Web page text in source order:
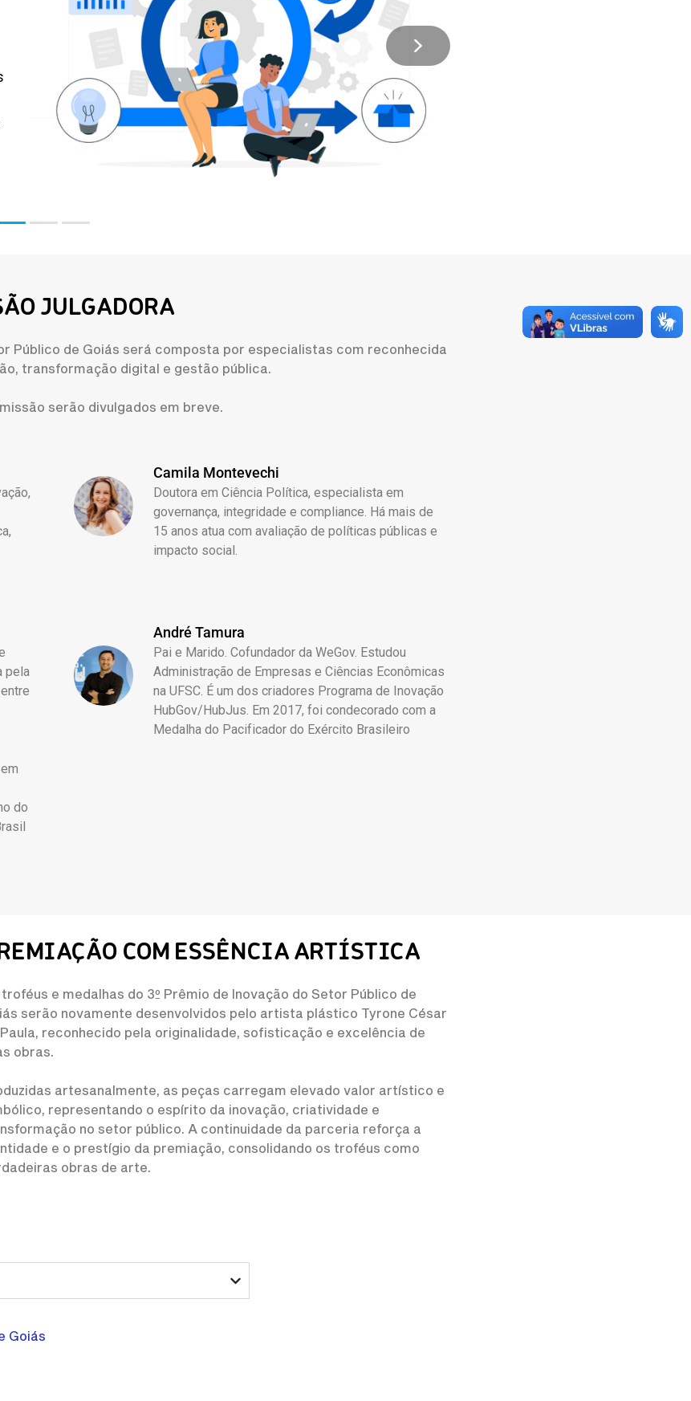
JULGADORA
Público de Goiás será composta por especialistas com reconhecida
transformação digital e gestão pública.
serão divulgados em breve.
Camila Montevechi
Doutora em Ciência Política, especialista em
governança, integridade e compliance. Há mais de
15 anos atua com avaliação de políticas públicas e
impacto social.
pela
do
André Tamura
Pai e Marido. Cofundador da WeGov. Estudou
Administração de Empresas e Ciências Econômicas
na UFSC. É um dos criadores Programa de Inovação
HubGov/HubJus. Em 2017, foi condecorado com a
Medalha do Pacificador do Exército Brasileiro
COM ESSÊNCIA ARTÍSTICA
troféus e medalhas do 3º Prêmio de Inovação do Setor Público de
serão novamente desenvolvidos pelo artista plástico Tyrone César
reconhecido pela originalidade, sofisticação e excelência de
obras.
artesanalmente, as peças carregam elevado valor artístico e
representando o espírito da inovação, criatividade e
no setor público. A continuidade da parceria reforça a
e o prestígio da premiação, consolidando os troféus como
obras de arte.
Goiás